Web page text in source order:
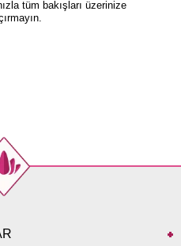
tüm bakışları üzerinize